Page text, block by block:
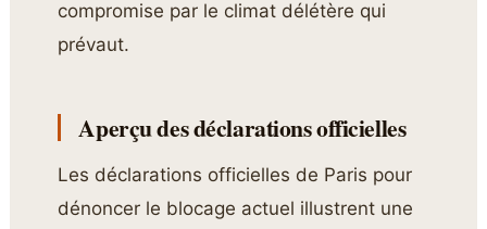
compromise par le climat délétère qui
prévaut.
Aperçu des déclarations officielles
Les déclarations officielles de Paris pour
dénoncer le blocage actuel illustrent une